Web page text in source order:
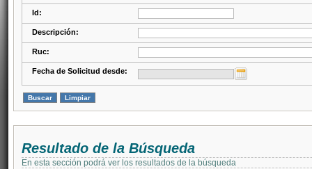
Id:
Descripción:
Ruc:
Fecha de Solicitud desde:
Resultado de la Búsqueda
En esta sección podrá ver los resultados de la búsqueda